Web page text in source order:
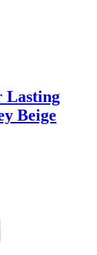
Lasting
Beige